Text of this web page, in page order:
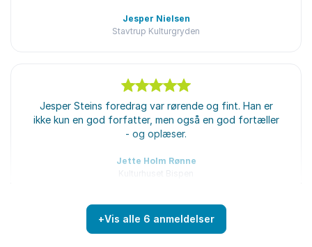
Jesper Nielsen
Stavtrup Kulturgryden
ud af 5
Jesper Steins foredrag var rørende og fint. Han er
ikke kun en god forfatter, men også en god fortæller
- og oplæser.
Jette Holm Rønne
Kulturhuset Bispen
+Vis alle 6 anmeldelser